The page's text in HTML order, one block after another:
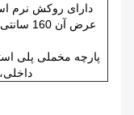
پارچه مخملی پلی